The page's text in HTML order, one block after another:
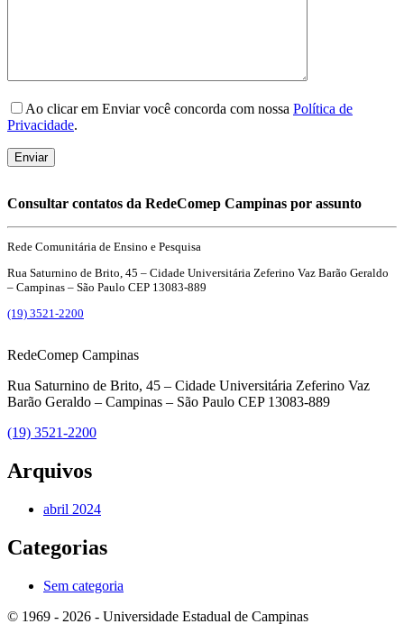
Ao clicar em Enviar você concorda com nossa Política de
Privacidade.
Consultar contatos da RedeComep Campinas por assunto
Rede Comunitária de Ensino e Pesquisa
Rua Saturnino de Brito, 45 – Cidade Universitária Zeferino Vaz Barão Geraldo
– Campinas – São Paulo CEP 13083-889
(19) 3521-2200
RedeComep Campinas
Rua Saturnino de Brito, 45 – Cidade Universitária Zeferino Vaz
Barão Geraldo – Campinas – São Paulo CEP 13083-889
(19) 3521-2200
Arquivos
abril 2024
Categorias
Sem categoria
© 1969 - 2026 - Universidade Estadual de Campinas